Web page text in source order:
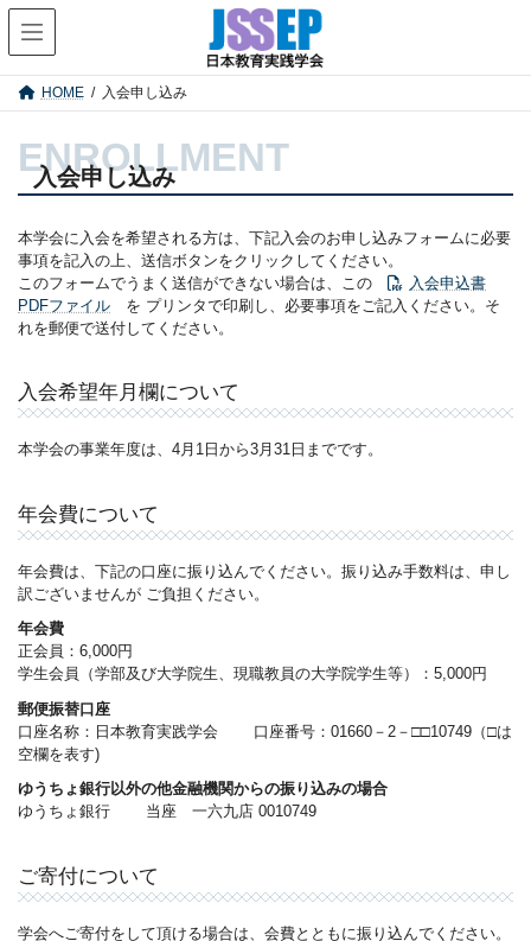
コ
テ
ン
へ
ナ
ゲ
ー
ョ
HOME 入会申し込み
入会申し込み
本学会に入会を希望される方は、下記入会のお申し込みフォームに必要
事項を記入の上、送信ボタンをクリックしてください。
このフォームでうまく送信ができない場合は、この
入会申込書
PDFファイル を プリンタで印刷し、必要事項をご記入ください。そ
れを郵便で送付してください。
入会希望年月欄について
本学会の事業年度は、4月1日から3月31日までです。
年会費について
年会費は、下記の口座に振り込んでください。振り込み手数料は、申し
訳ございませんが ご負担ください。
年会費
正会員：6,000円
学生会員（学部及び大学院生、現職教員の大学院学生等）：5,000円
郵便振替口座
口座名称：日本教育実践学会 口座番号：01660－2－□□10749（□は
空欄を表す)
ゆうちょ銀行以外の他金融機関からの振り込みの場合
ゆうちょ銀行 当座 一六九店 0010749
ご寄付について
学会へご寄付をして頂ける場合は、会費とともに振り込んでください。